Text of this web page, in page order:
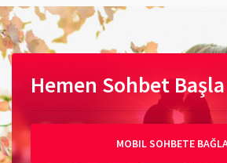
Hemen Sohbet Başla
MOBIL SOHBETE